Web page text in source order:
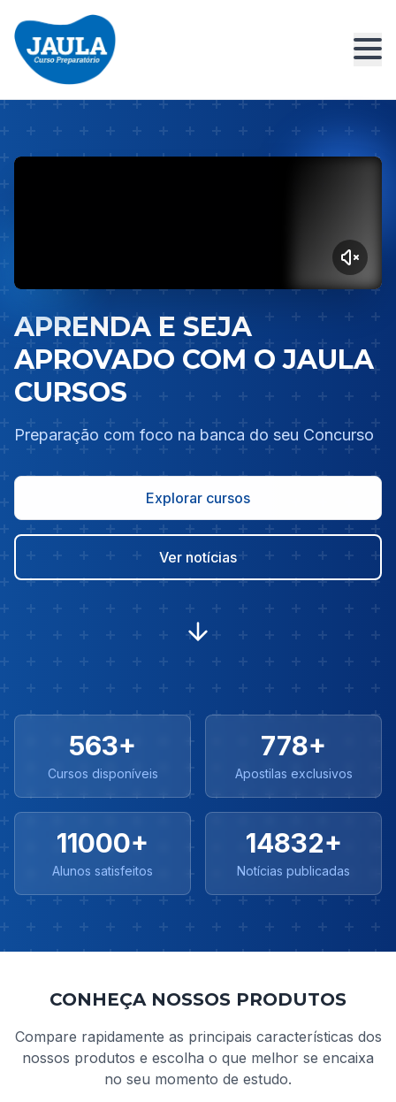
APRENDA E SEJA
APROVADO COM O JAULA
CURSOS
Preparação com foco na banca do seu Concurso
Explorar cursos
Ver notícias
563+
Cursos disponíveis
778+
Apostilas exclusivos
11000+
Alunos satisfeitos
14832+
Notícias publicadas
CONHEÇA NOSSOS PRODUTOS
Compare rapidamente as principais características dos
nossos produtos e escolha o que melhor se encaixa
no seu momento de estudo.